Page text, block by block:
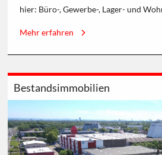
hier: Büro-, Gewerbe-, Lager- und
Mehr erfahren
Bestandsimmobilien